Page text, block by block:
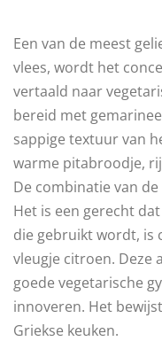
Een van de meest
vlees, wordt het
vertaald naar
bereid met
sappige textuur van
warme pitabroodje,
De combinatie van
Het is een gerecht
die gebruikt wordt, is
vleugje citroen. Deze
goede vegetarische
innoveren. Het
Griekse keuken.